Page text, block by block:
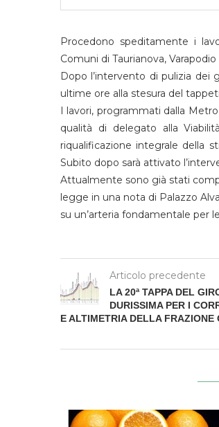
Procedono speditamente i
Comuni di Taurianova,
Dopo l’intervento di pulizia dei
ultime ore alla stesura del
I lavori, programmati dalla
qualità di delegato alla
riqualificazione integrale della
Subito dopo sarà attivato
Attualmente sono già stati
legge in una nota di Palazzo
su un’arteria fondamentale per
Articolo precedente
LA 20ª TAPPA DEL
DURISSIMA PER I
E ALTIMETRIA DELLA FRAZIONE